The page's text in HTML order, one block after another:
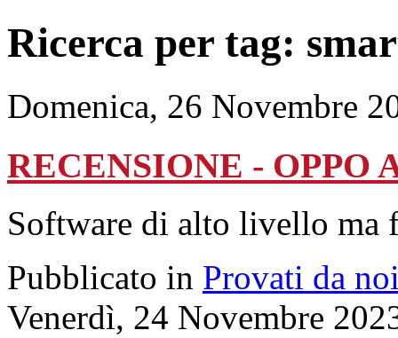
Ricerca per tag:
Domenica, 26 Novembre
RECENSIONE - OPPO
Software di alto livello ma
Pubblicato in Provati da
Venerdì, 24 Novembre